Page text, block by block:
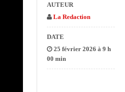
AUTEUR
La Redaction
DATE
25 février 2026 à 9 h
00 min